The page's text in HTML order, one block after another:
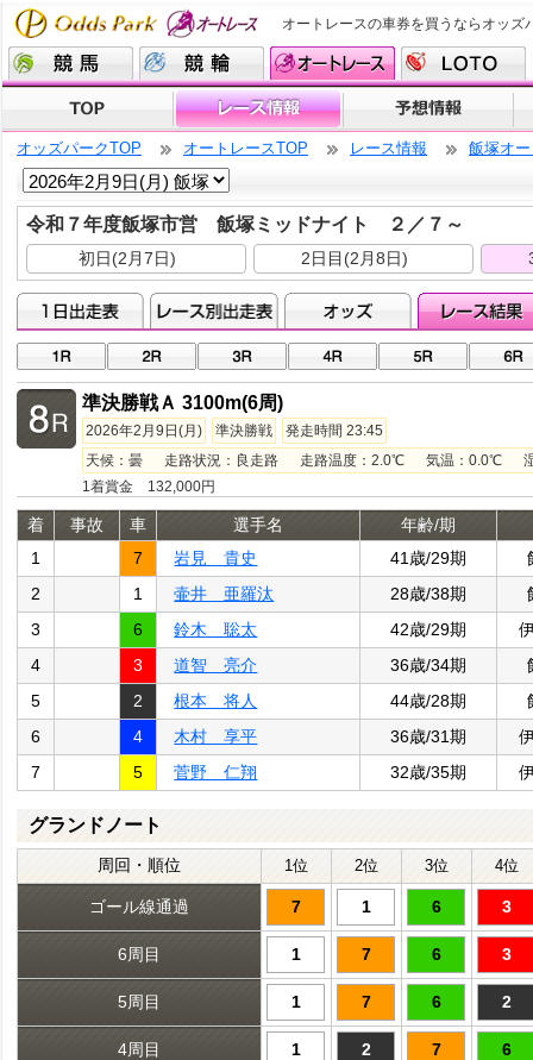
オートレースの車券を買うならオッズ
オッズパークTOP オートレースTOP レース情報 飯塚オ
令和７年度飯塚市営 飯塚ミッドナイト ２／７～
初日(2月7日) 2日目(2月8日)
準決勝戦Ａ 3100m(6周)
2026年2月9日(月) 準決勝戦
発走時間 23:45
天候：曇 走路状況：良走路 走路温度：2.0℃ 気温：0.0℃
1着賞金 132,000円
着 事故 車 選手名 年齢/期
1
7 岩見 貴史 41歳/29期
2
1 壷井 亜羅汰 28歳/38期
3
6 鈴木 聡太 42歳/29期
4
3 道智 亮介 36歳/34期
5
2 根本 将人 44歳/28期
6
4 木村 享平 36歳/31期
7
5 菅野 仁翔 32歳/35期
グランドノート
周回・順位 1位 2位 3位 4位
ゴール線通過 7 1 6 3
6周目 1 7 6 3
5周目 1 7 6 2
4周目 1 2 7 6